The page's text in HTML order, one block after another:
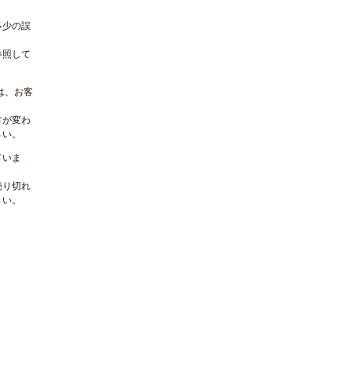
少の誤
して
、お客
変わ
。
ま
切れ
。